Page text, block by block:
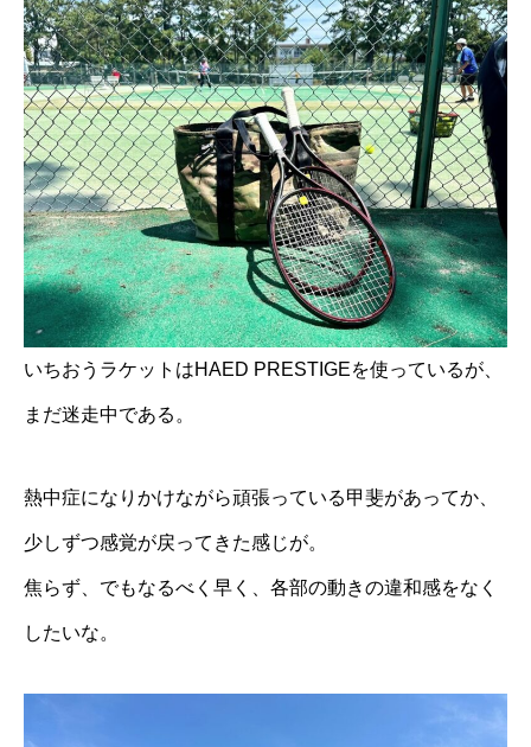
いちおうラケットはHAED PRESTIGEを使っているが、
まだ迷走中である。
熱中症になりかけながら頑張っている甲斐があってか、
少しずつ感覚が戻ってきた感じが。
焦らず、でもなるべく早く、各部の動きの違和感をなく
したいな。